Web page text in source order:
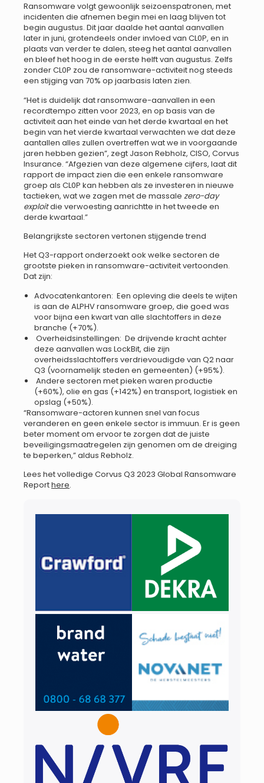
Ransomware volgt gewoonlijk seizoenspatronen, met
incidenten die afnemen begin mei en laag blijven tot
begin augustus. Dit jaar daalde het aantal aanvallen
later in juni, grotendeels onder invloed van CL0P, en in
plaats van verder te dalen, steeg het aantal aanvallen
en bleef het hoog in de eerste helft van augustus. Zelfs
zonder CL0P zou de ransomware-activiteit nog steeds
een stijging van 70% op jaarbasis laten zien.
“Het is duidelijk dat ransomware-aanvallen in een
recordtempo zitten voor 2023, en op basis van de
activiteit aan het einde van het derde kwartaal en het
begin van het vierde kwartaal verwachten we dat deze
aantallen alles zullen overtreffen wat we in voorgaande
jaren hebben gezien”, zegt Jason Rebholz, CISO, Corvus
Insurance. “Afgezien van deze algemene cijfers, laat dit
rapport de impact zien die een enkele ransomware
groep als CL0P kan hebben als ze investeren in nieuwe
tactieken, wat we zagen met de massale zero-day
exploitdie verwoesting aanrichtte in het tweede en
derde kwartaal.”
Belangrijkste sectoren vertonen stijgende trend
Het Q3-rapport onderzoekt ook welke sectoren de
grootste pieken in ransomware-activiteit vertoonden.
Dat zijn:
Advocatenkantoren: Een opleving die deels te wijten
is aan de ALPHV ransomware groep, die goed was
voor bijna een kwart van alle slachtoffers in deze
branche (+70%).
Overheidsinstellingen: De drijvende kracht achter
deze aanvallen was LockBit, die zijn
overheidsslachtoffers verdrievoudigde van Q2 naar
Q3 (voornamelijk steden en gemeenten) (+95%).
Andere sectoren met pieken waren productie
(+60%), olie en gas (+142%) en transport, logistiek en
opslag (+50%).
“Ransomware-actoren kunnen snel van focus
veranderen en geen enkele sector is immuun. Er is geen
beter moment om ervoor te zorgen dat de juiste
beveiligingsmaatregelen zijn genomen om de dreiging
te beperken,” aldus Rebholz.
Lees het volledige Corvus Q3 2023 Global Ransomware
Reporthere.